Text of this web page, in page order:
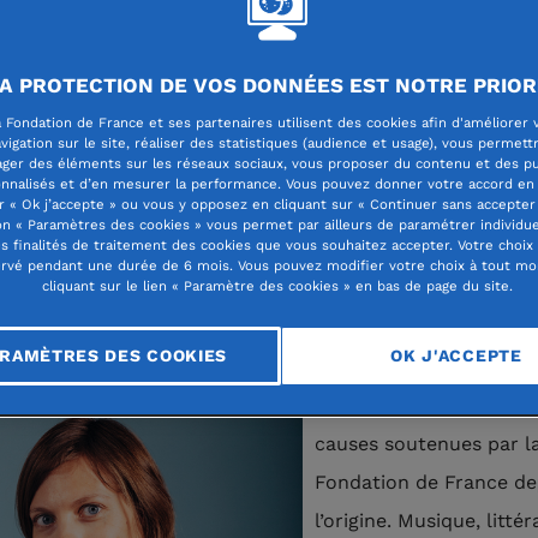
la crise, accompagner les jeunes
leur carrière est devenu l’une de nos
».
et des fondations abritées ?
causes soutenues par
Fondation de France
l’origine. Musique,
PROTECTION DE VOS DONNÉES EST NOTRE
Fondation de France et ses partenaires utilisent des cookies afin d'améliorer
sur le site, réaliser des statistiques (audience et usage), vous
des éléments sur les réseaux sociaux, vous proposer du contenu et des
et d’en mesurer la performance. Vous pouvez donner votre accord
« Ok j’accepte » ou vous y opposez en cliquant sur « Continuer sans accepter
« Paramètres des cookies » vous permet par ailleurs de paramétrer
finalités de traitement des cookies que vous souhaitez accepter. Votre choix
pendant une durée de 6 mois. Vous pouvez modifier votre choix à tout
cliquant sur le lien « Paramètre des cookies » en bas de page du site.
DES COOKIES OK J'ACCEPTE